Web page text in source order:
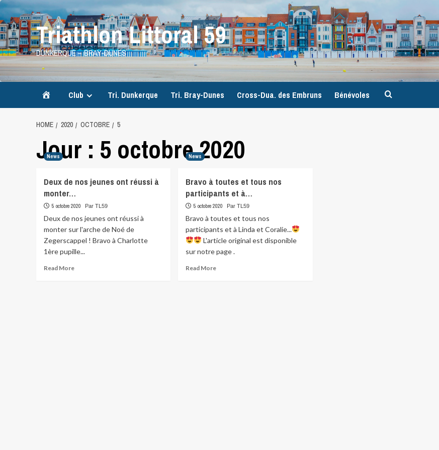
Skip
to
content
Triathlon Littoral 59
DUNKERQUE – BRAY-DUNES
Accueil
Club Tri. Dunkerque Tri. Bray-Dunes Cross-Dua. des Embruns Bénévoles
HOME 2020 OCTOBRE 5
Jour : 5 octobre 2020
News
Deux de nos jeunes ont réussi à
monter…
5 octobre 2020 Par TL59
Deux de nos jeunes ont réussi à
monter sur l'arche de Noé de
Zegerscappel ! Bravo à Charlotte
1ère pupille...
Read MoreRead
News
Bravo à toutes et tous nos
participants et à…
5 octobre 2020 Par TL59
Bravo à toutes et tous nos
participants et à Linda et Coralie...
L'article original est disponible
sur notre page .
Read MoreRead